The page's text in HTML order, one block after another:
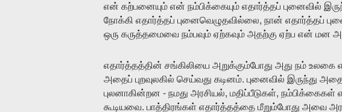
என் கற்பனையும் என் நம்பிக்கையும் எதார்த்தப் புனைவில்
நோக்கி எதார்த்தப் புனைவெழுதவில்லை, நான் எதார்த்தப்
ஒரு கருத்தமைவை நம்பவும் ஏற்கவும் அதற்கு ஏற்ப என் மன
எதார்த்தத்தின் சங்கிலியை அறுக்கும்போது அது நம் உலகை
அதைப் புறவுலகில் செய்வது கடினம். புனைவில் இருந்து
புலனாகின்றன - நமது அரசியல், மதிப்பீடுகள், நம்பிக்கைகள்
கூடியவை. பாத்திரங்கள் எதார்த்தத்தை மீறும்போது அவை